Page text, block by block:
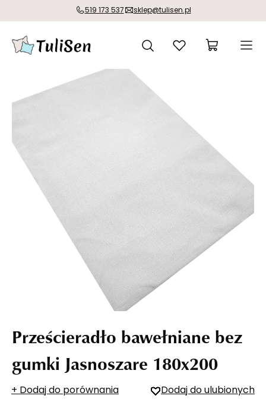
519 173 537 sklep@tulisen.pl
Prześcieradło bawełniane bez
gumki Jasnoszare 180x200
+ Dodaj do porównania Dodaj do ulubionych